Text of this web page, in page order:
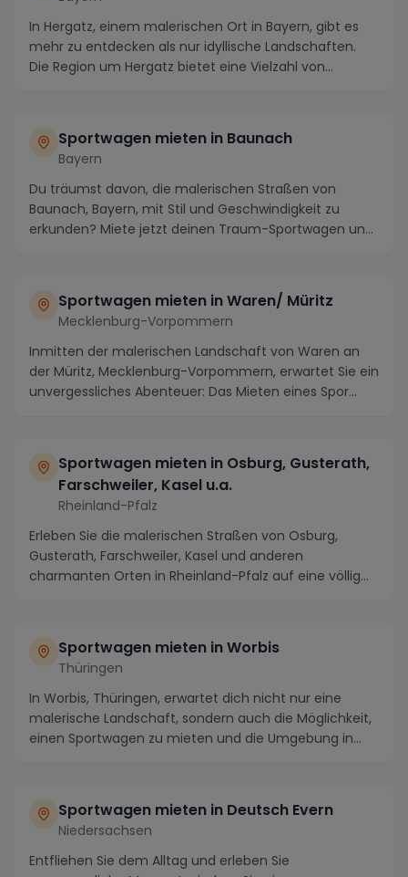
In Hergatz, einem malerischen Ort in Bayern, gibt es
mehr zu entdecken als nur idyllische Landschaften.
Die Region um Hergatz bietet eine Vielzahl von...
Sportwagen mieten in Baunach
Bayern
Du träumst davon, die malerischen Straßen von
Baunach, Bayern, mit Stil und Geschwindigkeit zu
erkunden? Miete jetzt deinen Traum-Sportwagen und
Sportwagen mieten in Waren/ Müritz
Mecklenburg-Vorpommern
Inmitten der malerischen Landschaft von Waren an
der Müritz, Mecklenburg-Vorpommern, erwartet Sie ein
unvergessliches Abenteuer: Das Mieten eines Spor...
Sportwagen mieten in Osburg, Gusterath,
Farschweiler, Kasel u.a.
Rheinland-Pfalz
Erleben Sie die malerischen Straßen von Osburg,
Gusterath, Farschweiler, Kasel und anderen
charmanten Orten in Rheinland-Pfalz auf eine völlig
Sportwagen mieten in Worbis
Thüringen
In Worbis, Thüringen, erwartet dich nicht nur eine
malerische Landschaft, sondern auch die Möglichkeit,
einen Sportwagen zu mieten und die Umgebung in...
Sportwagen mieten in Deutsch Evern
Niedersachsen
Entfliehen Sie dem Alltag und erleben Sie